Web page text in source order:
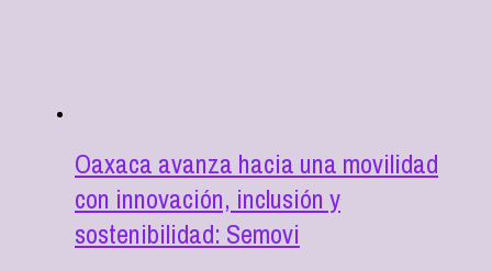
Oaxaca avanza hacia una movilidad
con innovación, inclusión y
sostenibilidad: Semovi